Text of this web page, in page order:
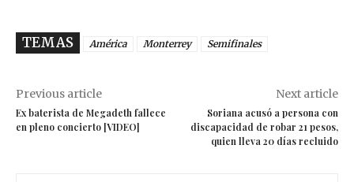
TEMAS América Monterrey Semifinales
Previous article
Ex baterista de Megadeth fallece
en pleno concierto [VIDEO]
Next article
Soriana acusó a persona con
discapacidad de robar 21 pesos,
quien lleva 20 días recluido